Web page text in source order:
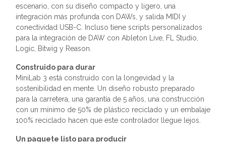
escenario, con su diseño compacto y ligero, una
integración más profunda con DAWs, y salida MIDI y
conectividad USB-C. Incluso tiene scripts personalizados
para la integración de DAW con Ableton Live, FL Studio,
Logic, Bitwig y Reason.
Construido para durar
MiniLab 3 está construido con la longevidad y la
sostenibilidad en mente. Un diseño robusto preparado
para la carretera, una garantía de 5 años, una construcción
con un mínimo de 50% de plástico reciclado y un embalaje
100% reciclado hacen que este controlador llegue lejos.
Un paquete listo para producir